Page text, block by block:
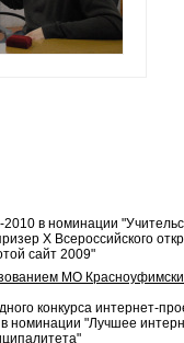
в номинации
X Всероссийского
сайт 2009"
МО
конкурса интернет-
номинации "Лучшее